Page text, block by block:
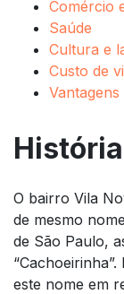
Comércio
Saúde
Cultura e
Custo de
O bairro Vila
de mesmo
de São Paulo,
este nome em